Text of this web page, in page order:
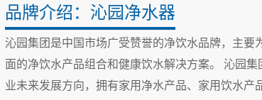
品牌介绍：沁园净水器
沁园集团是中国市场广受赞誉的净饮水品牌，主
面的净饮水产品组合和健康饮水解决方案。 沁园集团始终把“全面饮用水解决方案服务商”作为企
业未来发展方向，拥有家用净水产品、家用饮水